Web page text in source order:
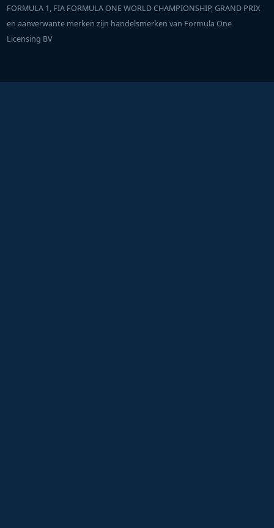
FORMULA 1, FIA FORMULA ONE WORLD CHAMPIONSHIP, GRAND PRIX
en aanverwante merken zijn handelsmerken van Formula One
Licensing BV